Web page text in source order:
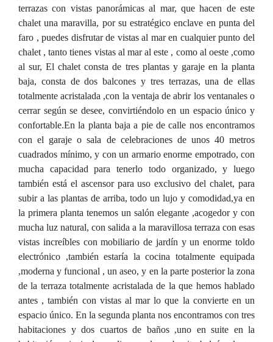
terrazas con vistas panorámicas al mar, que hacen de este
chalet una maravilla, por su estratégico enclave en punta del
faro , puedes disfrutar de vistas al mar en cualquier punto del
chalet , tanto tienes vistas al mar al este , como al oeste ,como
al sur, El chalet consta de tres plantas y garaje en la planta
baja, consta de dos balcones y tres terrazas, una de ellas
totalmente acristalada ,con la ventaja de abrir los ventanales o
cerrar según se desee, convirtiéndolo en un espacio único y
confortable.En la planta baja a pie de calle nos encontramos
con el garaje o sala de celebraciones de unos 40 metros
cuadrados mínimo, y con un armario enorme empotrado, con
mucha capacidad para tenerlo todo organizado, y luego
también está el ascensor para uso exclusivo del chalet, para
subir a las plantas de arriba, todo un lujo y comodidad,ya en
la primera planta tenemos un salón elegante ,acogedor y con
mucha luz natural, con salida a la maravillosa terraza con esas
vistas increíbles con mobiliario de jardín y un enorme toldo
electrónico ,también estaría la cocina totalmente equipada
,moderna y funcional , un aseo, y en la parte posterior la zona
de la terraza totalmente acristalada de la que hemos hablado
antes , también con vistas al mar lo que la convierte en un
espacio único. En la segunda planta nos encontramos con tres
habitaciones y dos cuartos de baños ,uno en suite en la